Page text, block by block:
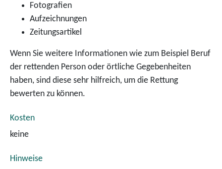
Fotografien
Aufzeichnungen
Zeitungsartikel
Wenn Sie weitere Informationen wie zum Beispiel Beruf
der rettenden Person oder örtliche Gegebenheiten
haben, sind diese sehr hilfreich, um die Rettung
bewerten zu können.
Kosten
keine
Hinweise